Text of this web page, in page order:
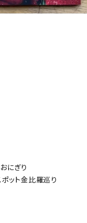
にぎり
ット金比羅巡り